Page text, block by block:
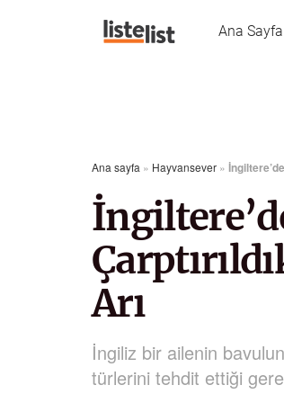
Ana Sayfa
Ana sayfa » Hayvansever »
Arı
İngiliz bir ailenin
türlerini tehdit ettiği